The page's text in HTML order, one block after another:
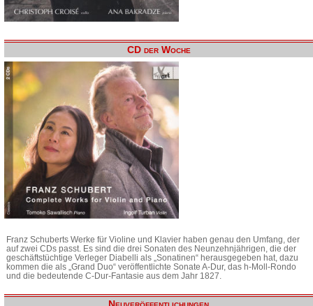
CD der Woche
Franz Schuberts Werke für Violine und Klavier haben genau den Umfang, der
auf zwei CDs passt. Es sind die drei Sonaten des Neunzehnjährigen, die der
geschäftstüchtige Verleger Diabelli als „Sonatinen“ herausgegeben hat, dazu
kommen die als „Grand Duo“ veröffentlichte Sonate A-Dur, das h-Moll-Rondo
und die bedeutende C-Dur-Fantasie aus dem Jahr 1827.